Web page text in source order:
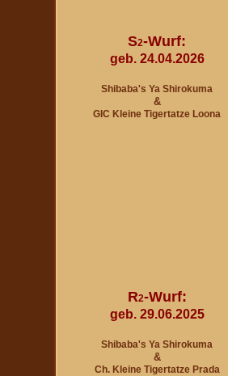
S2-Wurf:
geb. 24.04.2026
Shibaba's Ya Shirokuma
&
GIC Kleine Tigertatze Loona
R2-Wurf:
geb. 29.06.2025
Shibaba's Ya Shirokuma
&
Ch. Kleine Tigertatze Prada